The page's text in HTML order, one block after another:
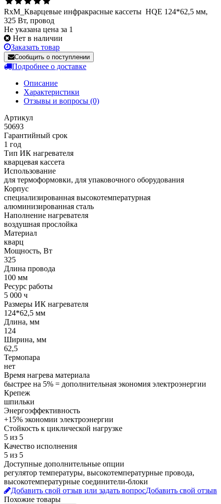
RxM_Кварцевые инфракрасные кассеты HQE 124*62,5 мм,
325 Вт, провод
Не указана цена за 1
Нет в наличии
Заказать товар
Сообщить о поступлении
Подробнее о доставке
Описание
Характеристики
Отзывы и вопросы (0)
Артикул
50693
Гарантийный срок
1 год
Тип ИК нагревателя
кварцевая кассета
Использование
для термоформовки, для упаковочного оборудования
Корпус
cпециализированная высокотемпературная
алюминизированная сталь
Наполнение нагревателя
воздушная прослойка
Материал
кварц
Мощность, Вт
325
Длина провода
100 мм
Ресурс работы
5 000 ч
Размеры ИК нагревателя
124*62,5 мм
Длина, мм
124
Ширина, мм
62,5
Термопара
нет
Время нагрева материала
быстрее на 5% = дополнительная экономия электроэнергии
Крепеж
шпильки
Энергоэффективность
+15% экономии электроэнергии
Стойкость к циклической нагрузке
5 из 5
Качество исполнения
5 из 5
Доступные дополнительные опции
регулятор температуры, высокотемпературные провода,
высокотемпературные соединители-блоки
Добавить свой отзыв или задать вопросДобавить свой отзыв
Похожие товары